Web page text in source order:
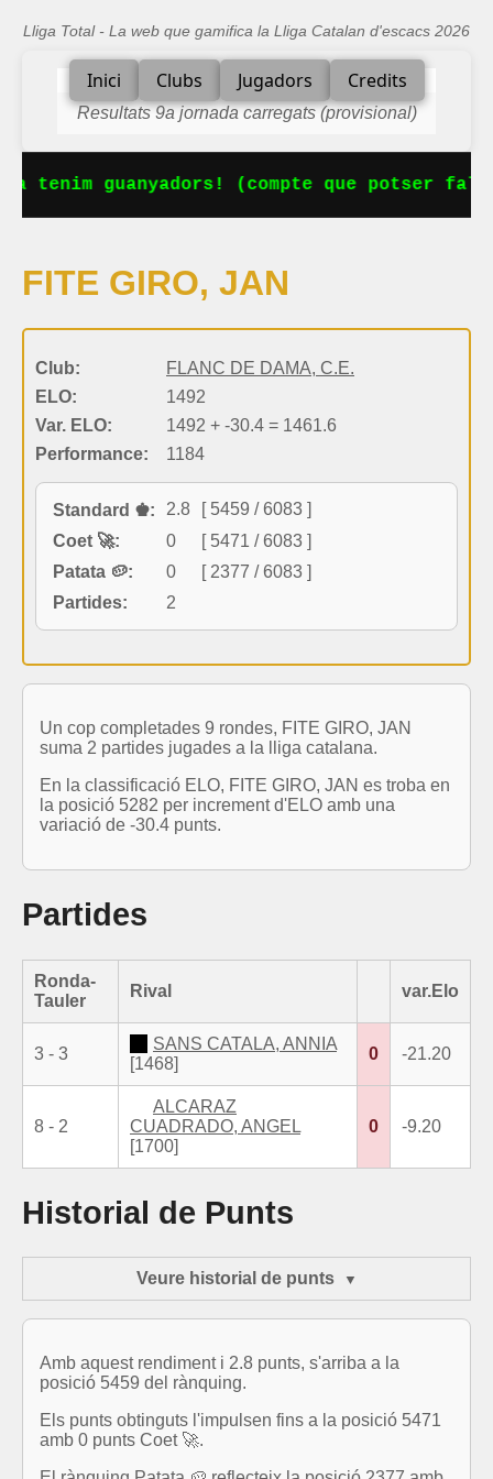
Lliga Total - La web que gamifica la Lliga Catalan d'escacs 2026
Inici Clubs Jugadors Credits
Resultats 9a jornada carregats (provisional)
tenim guanyadors! (compte que potser
FITE GIRO, JAN
Club:
FLANC DE DAMA, C.E.
ELO:
1492
Var. ELO:
1492 + -30.4 = 1461.6
Performance:
1184
Standard ♚: 2.8
[ 5459 / 6083 ]
Coet 🚀:
0
[ 5471 / 6083 ]
Patata 🥔:
0
[ 2377 / 6083 ]
Partides:
2
Un cop completades 9 rondes, FITE GIRO, JAN
suma 2 partides jugades a la lliga catalana.
En la classificació ELO, FITE GIRO, JAN es troba en
la posició 5282 per increment d'ELO amb una
variació de -30.4 punts.
Partides
Ronda-
Tauler
Rival var.Elo
3 - 3
SANS CATALA, ANNIA
[1468]
0 -21.20
8 - 2
ALCARAZ
CUADRADO, ANGEL
[1700]
0 -9.20
Historial de Punts
Veure historial de punts
Amb aquest rendiment i 2.8 punts, s'arriba a la
posició 5459 del rànquing.
Els punts obtinguts l'impulsen fins a la posició 5471
amb 0 punts Coet 🚀.